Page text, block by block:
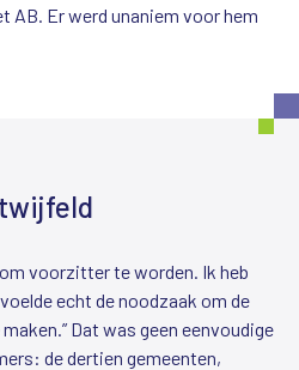
Er werd unaniem voor hem
voorzitter te worden. Ik heb
echt de noodzaak om de
Dat was geen eenvoudige
de dertien gemeenten,